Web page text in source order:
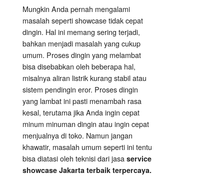
Mungkin Anda pernah mengalami
masalah seperti showcase tidak cepat
dingin. Hal ini memang sering terjadi,
bahkan menjadi masalah yang cukup
umum. Proses dingin yang melambat
bisa disebabkan oleh beberapa hal,
misalnya aliran listrik kurang stabil atau
sistem pendingin eror. Proses dingin
yang lambat ini pasti menambah rasa
kesal, terutama jika Anda ingin cepat
minum minuman dingin atau ingin cepat
menjualnya di toko. Namun jangan
khawatir, masalah umum seperti ini tentu
bisa diatasi oleh teknisi dari jasa service
showcase Jakarta terbaik terpercaya.